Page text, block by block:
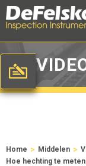
Home > Middelen >
Hoe hechting te